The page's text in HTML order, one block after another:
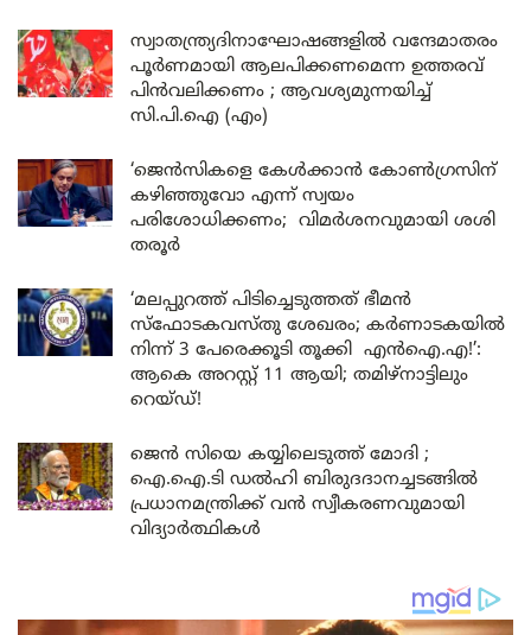
സ്വാതന്ത്ര്യദിനാഘോഷങ്ങളിൽ വന്ദേമാതരം
പൂർണമായി ആലപിക്കണമെന്ന ഉത്തരവ്
പിൻവലിക്കണം ; ആവശ്യമുന്നയിച്ച്
സി.പി.ഐ (എം)
‘ജെൻസികളെ കേൾക്കാൻ കോൺഗ്രസിന്
കഴിഞ്ഞുവോ എന്ന് സ്വയം
പരിശോധിക്കണം; വിമർശനവുമായി ശശി
തരൂർ
‘മലപ്പുറത്ത് പിടിച്ചെടുത്തത് ഭീമൻ
സ്ഫോടകവസ്തു ശേഖരം; കർണാടകയിൽ
നിന്ന് 3 പേരെക്കൂടി തൂക്കി എൻഐ.എ!’:
ആകെ അറസ്റ്റ് 11 ആയി; തമിഴ്‌നാട്ടിലും
റെയ്ഡ്!
ജെൻ സിയെ കയ്യിലെടുത്ത് മോദി ;
ഐ.ഐ.ടി ഡൽഹി ബിരുദദാനച്ചടങ്ങിൽ
പ്രധാനമന്ത്രിക്ക് വൻ സ്വീകരണവുമായി
വിദ്യാർത്ഥികൾ